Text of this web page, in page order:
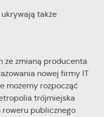
także
ze zmianą producenta
nowej firmy IT
możemy rozpocząć
trójmiejska
roweru publicznego